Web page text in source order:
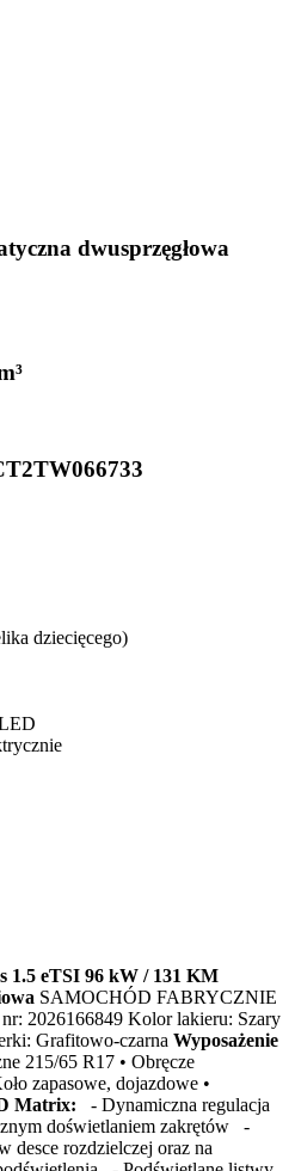
dwusprzęgłowa
dziecięcego)
1.5 eTSI 96 kW / 131 KM
SAMOCHÓD FABRYCZNIE
2026166849 Kolor lakieru: Szary
Grafitowo-czarna Wyposażenie
215/65 R17 • Obręcze
zapasowe, dojazdowe •
Matrix: - Dynamiczna regulacja
doświetlaniem zakrętów -
desce rozdzielczej oraz na